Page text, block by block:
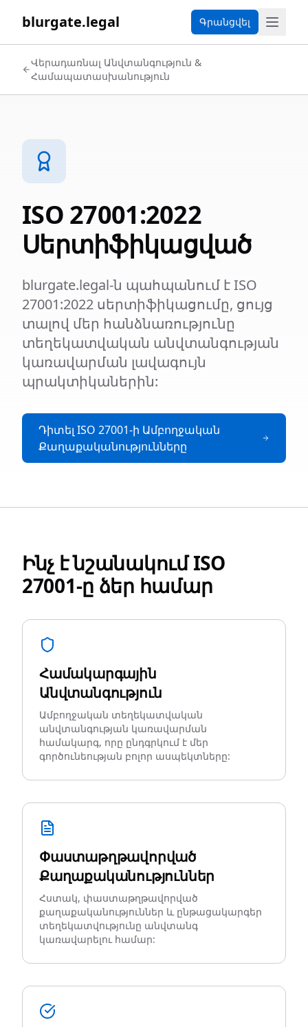
blurgate.legal Գրանցվել
Վերադառնալ Անվտանգություն &
Համապատասխանություն
ISO 27001:2022
Սերտիֆիկացված
blurgate.legal-ն պահպանում է ISO
27001:2022 սերտիֆիկացումը, ցույց
տալով մեր հանձնառությունը
տեղեկատվական անվտանգության
կառավարման լավագույն
պրակտիկաներին:
Դիտել ISO 27001-ի Ամբողջական
Քաղաքականությունները
Ինչ է նշանակում ISO
27001-ը ձեր համար
Համակարգային
Անվտանգություն
Ամբողջական տեղեկատվական
անվտանգության կառավարման
համակարգ, որը ընդգրկում է մեր
գործունեության բոլոր ասպեկտները:
Փաստաթղթավորված
Քաղաքականություններ
Հստակ, փաստաթղթավորված
քաղաքականություններ և ընթացակարգեր
տեղեկատվությունը անվտանգ
կառավարելու համար: